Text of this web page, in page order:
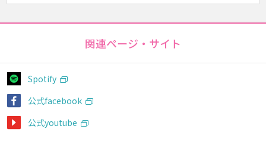
関連ページ・サイト
Spotify
公式facebook
公式youtube